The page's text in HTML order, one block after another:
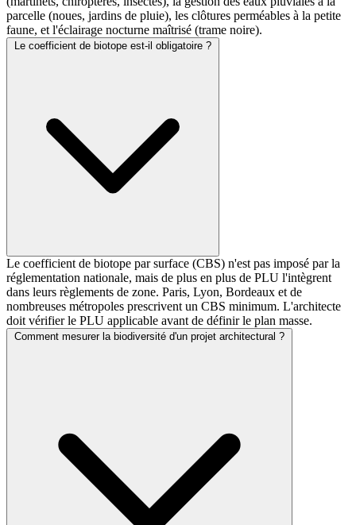
parcelle (noues, jardins de pluie), les clôtures perméables à la petite
faune, et l'éclairage nocturne maîtrisé (trame noire).
Le coefficient de biotope est-il obligatoire ?
Le coefficient de biotope par surface (CBS) n'est pas imposé par la
réglementation nationale, mais de plus en plus de PLU l'intègrent
dans leurs règlements de zone. Paris, Lyon, Bordeaux et de
nombreuses métropoles prescrivent un CBS minimum. L'architecte
doit vérifier le PLU applicable avant de définir le plan masse.
Comment mesurer la biodiversité d'un projet architectural ?